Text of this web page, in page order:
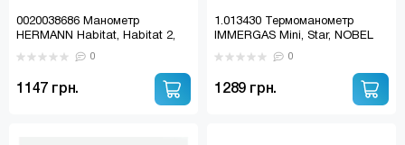
0020038686 Манометр
HERMANN Habitat, Habitat 2,
ITALTHERM, TIBERIS
(48002353; 048006234)
0
1147 грн.
1.013430 Термоманометр
IMMERGAS Mini, Star, NOBEL
0
1289 грн.